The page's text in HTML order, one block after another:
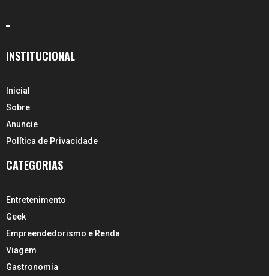
INSTITUCIONAL
Inicial
Sobre
Anuncie
Política de Privacidade
CATEGORIAS
Entretenimento
Geek
Empreendedorismo e Renda
Viagem
Gastronomia